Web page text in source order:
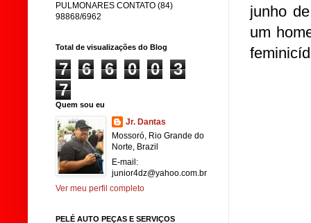
junho
um
PULMONARES CONTATO (84)
98868/6962
Total de visualizações do Blog
7 6 6 0 0
3
7
Quem sou eu
Jr. Dantas
Mossoró, Rio Grande do
Norte, Brazil
E-mail:
junior4dz@yahoo.com.br
Ver meu perfil completo
PELÉ AUTO PEÇAS E SERVIÇOS